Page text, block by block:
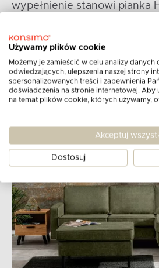
wypełnienie stanowi pianka
dwie warstwy pianki
dopasowanie do kształtu
sprężystość.
Używamy plików cookie
Możemy je zamieścić w celu analizy danych
odwiedzających, ulepszenia naszej strony
spersonalizowanych treści i zapewnienia
doświadczenia na stronie internetowej. Aby
na temat plików cookie, których używamy,
Akceptuj
Dostosuj